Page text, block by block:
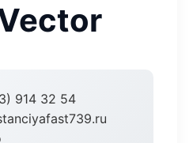
914 32 54